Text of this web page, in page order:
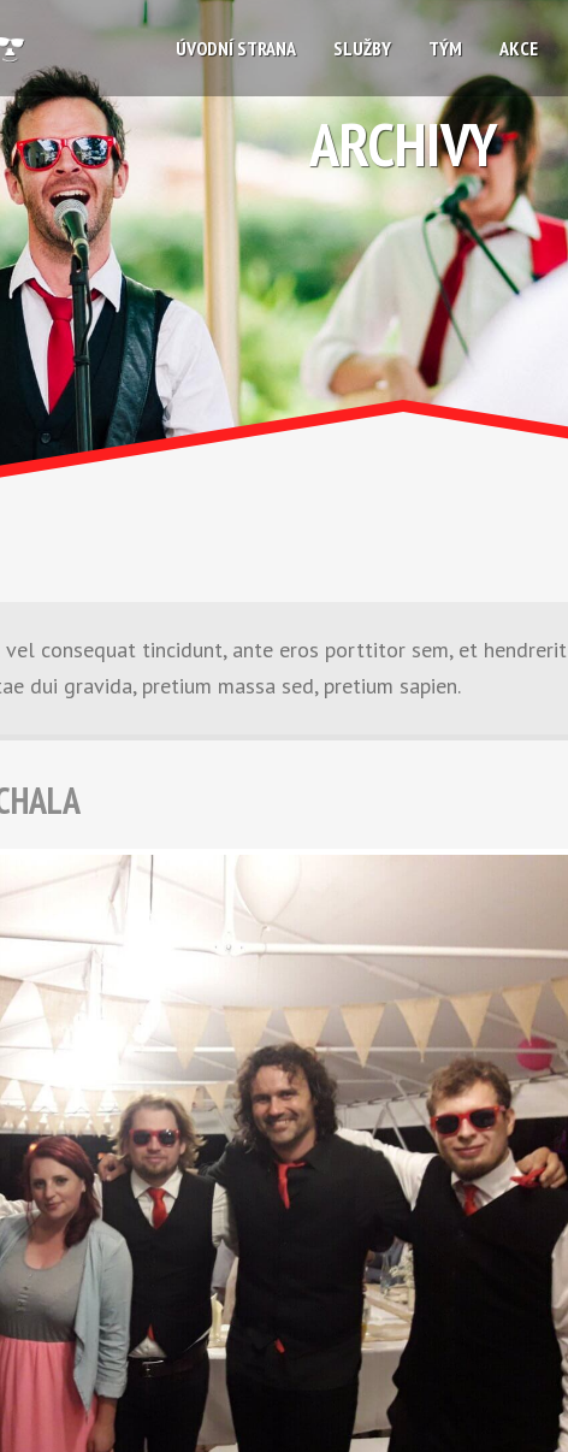
ÚVODNÍ STRANA SLUŽBY TÝM AKCE
ARCHIVY
vel consequat tincidunt, ante eros porttitor sem, et hendrerit
dui gravida, pretium massa sed, pretium sapien.